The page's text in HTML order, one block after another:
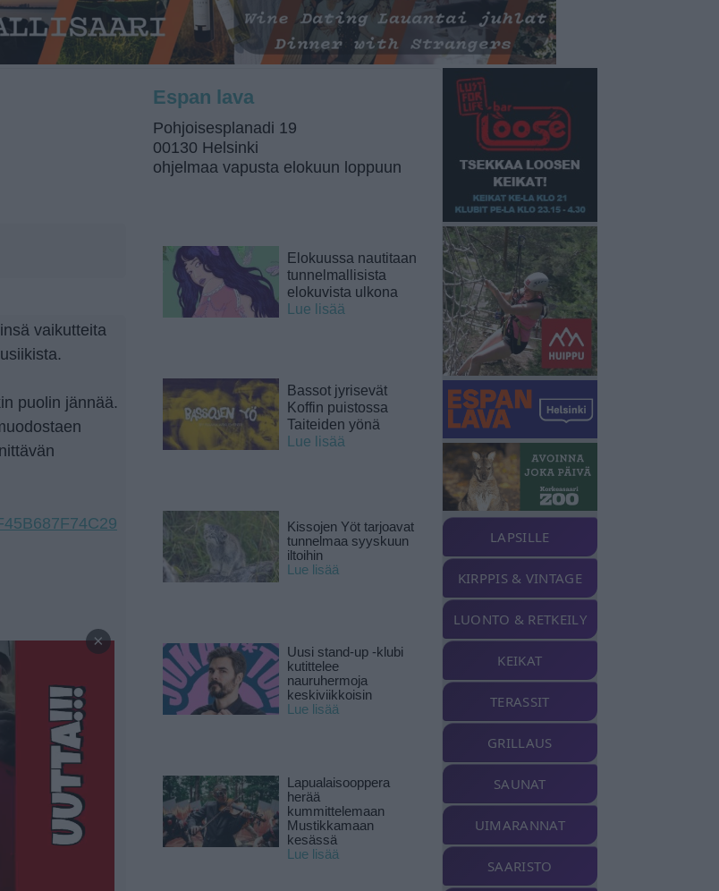
vaikutteita
puolin jännää.
×
Espan lava
Pohjoisesplanadi 19
00130 Helsinki
ohjelmaa vapusta elokuun loppuun
Elokuussa nautitaan
tunnelmallisista
elokuvista ulkona
Lue lisää
Bassot jyrisevät
Koffin puistossa
Taiteiden yönä
Lue lisää
Kissojen Yöt tarjoavat
tunnelmaa syyskuun
iltoihin
Lue lisää
Uusi stand-up -klubi
kutittelee
nauruhermoja
keskiviikkoisin
Lue lisää
Lapualaisooppera
herää
kummittelemaan
Mustikkamaan
kesässä
Lue lisää
LAPSILLE
KIRPPIS & VINTAGE
LUONTO & RETKEILY
KEIKAT
TERASSIT
GRILLAUS
SAUNAT
UIMARANNAT
SAARISTO